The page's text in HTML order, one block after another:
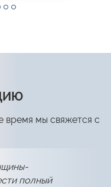
время мы свяжется с
полный